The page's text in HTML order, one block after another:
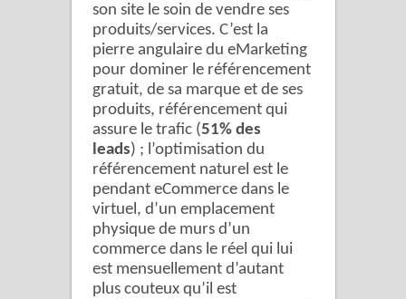
son site le soin de vendre ses
produits/services. C’est la
pierre angulaire du eMarketing
pour dominer le référencement
gratuit, de sa marque et de ses
produits, référencement qui
assure le trafic (51% des
leads) ; l’optimisation du
référencement naturel est le
pendant eCommerce dans le
virtuel, d’un emplacement
physique de murs d’un
commerce dans le réel qui lui
est mensuellement d’autant
plus couteux qu’il est